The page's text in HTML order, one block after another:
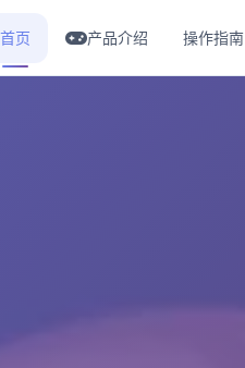
首页 产品介绍 操作指南